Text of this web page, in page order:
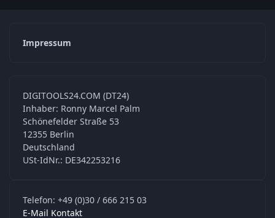
Impressum
DIGITOOLS24.COM (DT24)
Inhaber: Ronny Marcel Palm
Schönefelder Straße 53
12355 Berlin
Deutschland
USt-IdNr.: DE342253216
Telefon: +49 (0)30 / 666 215 03
E-Mail Kontakt